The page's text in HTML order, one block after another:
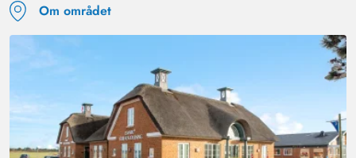
Om området